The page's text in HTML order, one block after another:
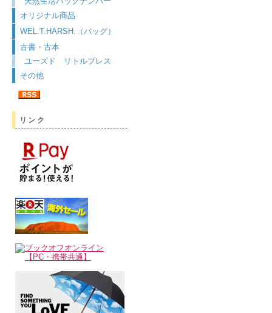
オリジナル商品
WEL.T.HARSH.（バッグ）
古書・古本
ユーズド リトルプレス
その他
リンク